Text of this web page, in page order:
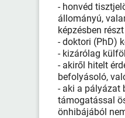
- honvéd
állományú,
képzésben
- doktori (PhD)
- kizárólag
- akiről hitelt
befolyásoló,
- aki a pályázat
támogatással
önhibájából